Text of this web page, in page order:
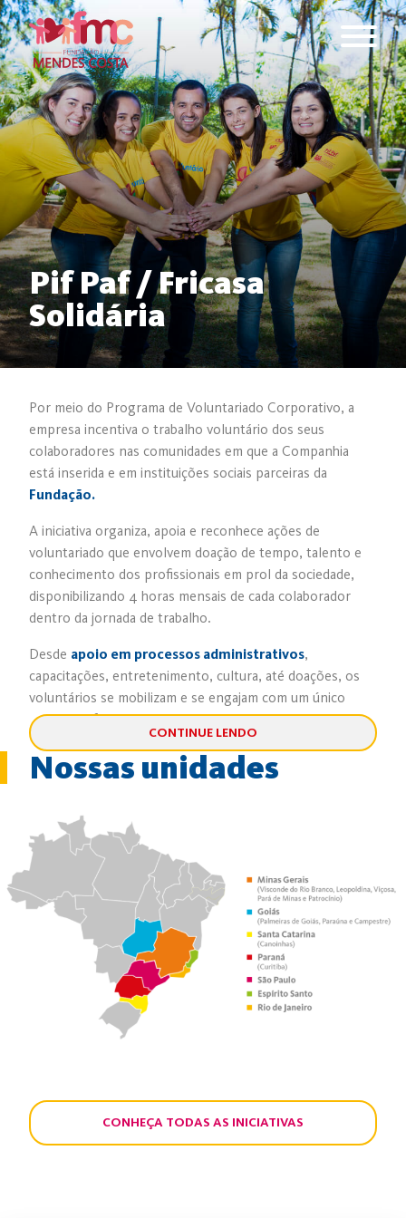
Pif Paf / Fricasa
Solidária
Por meio do Programa de Voluntariado Corporativo, a
empresa incentiva o trabalho voluntário dos seus
colaboradores nas comunidades em que a Companhia
está inserida e em instituições sociais parceiras da
Fundação.
A iniciativa organiza, apoia e reconhece ações de
voluntariado que envolvem doação de tempo, talento e
conhecimento dos profissionais em prol da sociedade,
disponibilizando 4 horas mensais de cada colaborador
dentro da jornada de trabalho.
Desde apoio em processos administrativos,
capacitações, entretenimento, cultura, até doações, os
voluntários se mobilizam e se engajam com um único
objetivo: oferecer aquilo que têm de melhor!
“A principal motivação da minha participação como
voluntário se chama gente! Lidar com gente é algo
desse Programa. Um sorriso seu, pode mudar o sorriso
do próximo!”, Edson Gomes, colaborador e voluntário de
Viçosa.
Em 2021, foram mobilizados 810 voluntários, em 138
ações, beneficiando mais de 14.500 pessoas das
comunidades em que a companhia está. Desde 2018,
foram, no total, +470 ações, +2800 voluntários, +220
instituições beneficiadas e mais de 70.500 pessoas
beneficiadas indireta e indiretamente.
através dela, conseguimos gerar oportunidades e mudar a
vida de nossas comunidades.
CONTINUE LENDO
Nossas unidades
CONHEÇA TODAS AS INICIATIVAS